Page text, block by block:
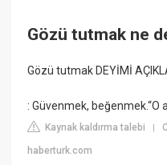
Gözü tutmak ne
Gözü tutmak DEYİMİ
: Güvenmek, beğenmek.“O
Kaynak kaldırma talebi |
haberturk.com